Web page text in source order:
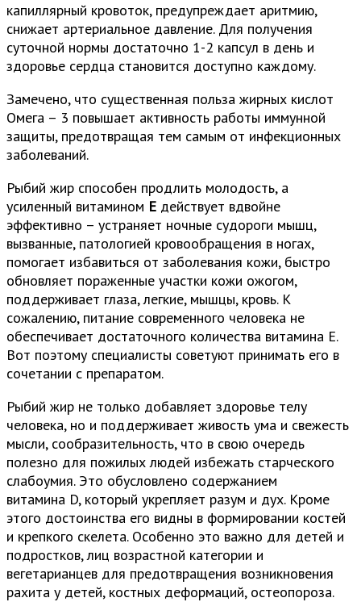
капиллярный кровоток, предупреждает аритмию,
снижает артериальное давление. Для получения
суточной нормы достаточно 1-2 капсул в день и
здоровье сердца становится доступно каждому.
Замечено, что существенная польза жирных кислот
Омега – 3 повышает активность работы иммунной
защиты, предотвращая тем самым от инфекционных
заболеваний.
Рыбий жир способен продлить молодость, а
усиленный витамином E действует вдвойне
эффективно – устраняет ночные судороги мышц,
вызванные, патологией кровообращения в ногах,
помогает избавиться от заболевания кожи, быстро
обновляет пораженные участки кожи ожогом,
поддерживает глаза, легкие, мышцы, кровь. К
сожалению, питание современного человека не
обеспечивает достаточного количества витамина Е.
Вот поэтому специалисты советуют принимать его в
сочетании с препаратом.
Рыбий жир не только добавляет здоровье телу
человека, но и поддерживает живость ума и свежесть
мысли, сообразительность, что в свою очередь
полезно для пожилых людей избежать старческого
слабоумия. Это обусловлено содержанием
витамина D, который укрепляет разум и дух. Кроме
этого достоинства его видны в формировании костей
и крепкого скелета. Особенно это важно для детей и
подростков, лиц возрастной категории и
вегетарианцев для предотвращения возникновения
рахита у детей, костных деформаций, остеопороза.